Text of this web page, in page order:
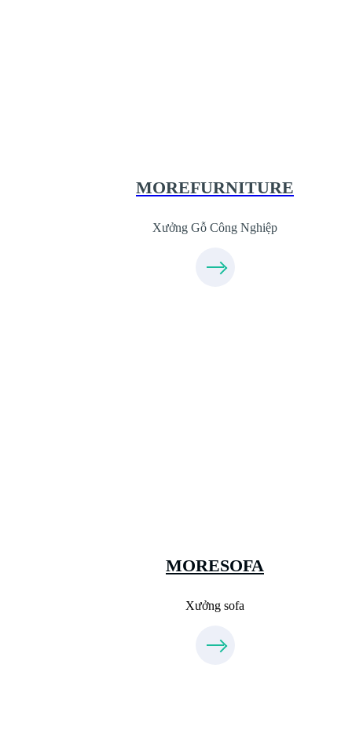
MOREFURNITURE
Xưởng Gỗ Công Nghiệp
MORESOFA
Xưởng sofa